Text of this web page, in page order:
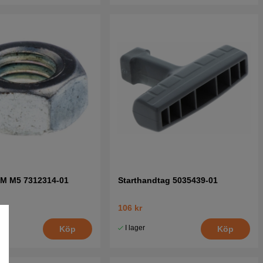
M5 7312314-01
Köp
Starthandtag 5035439-01
106 kr
I lager Köp